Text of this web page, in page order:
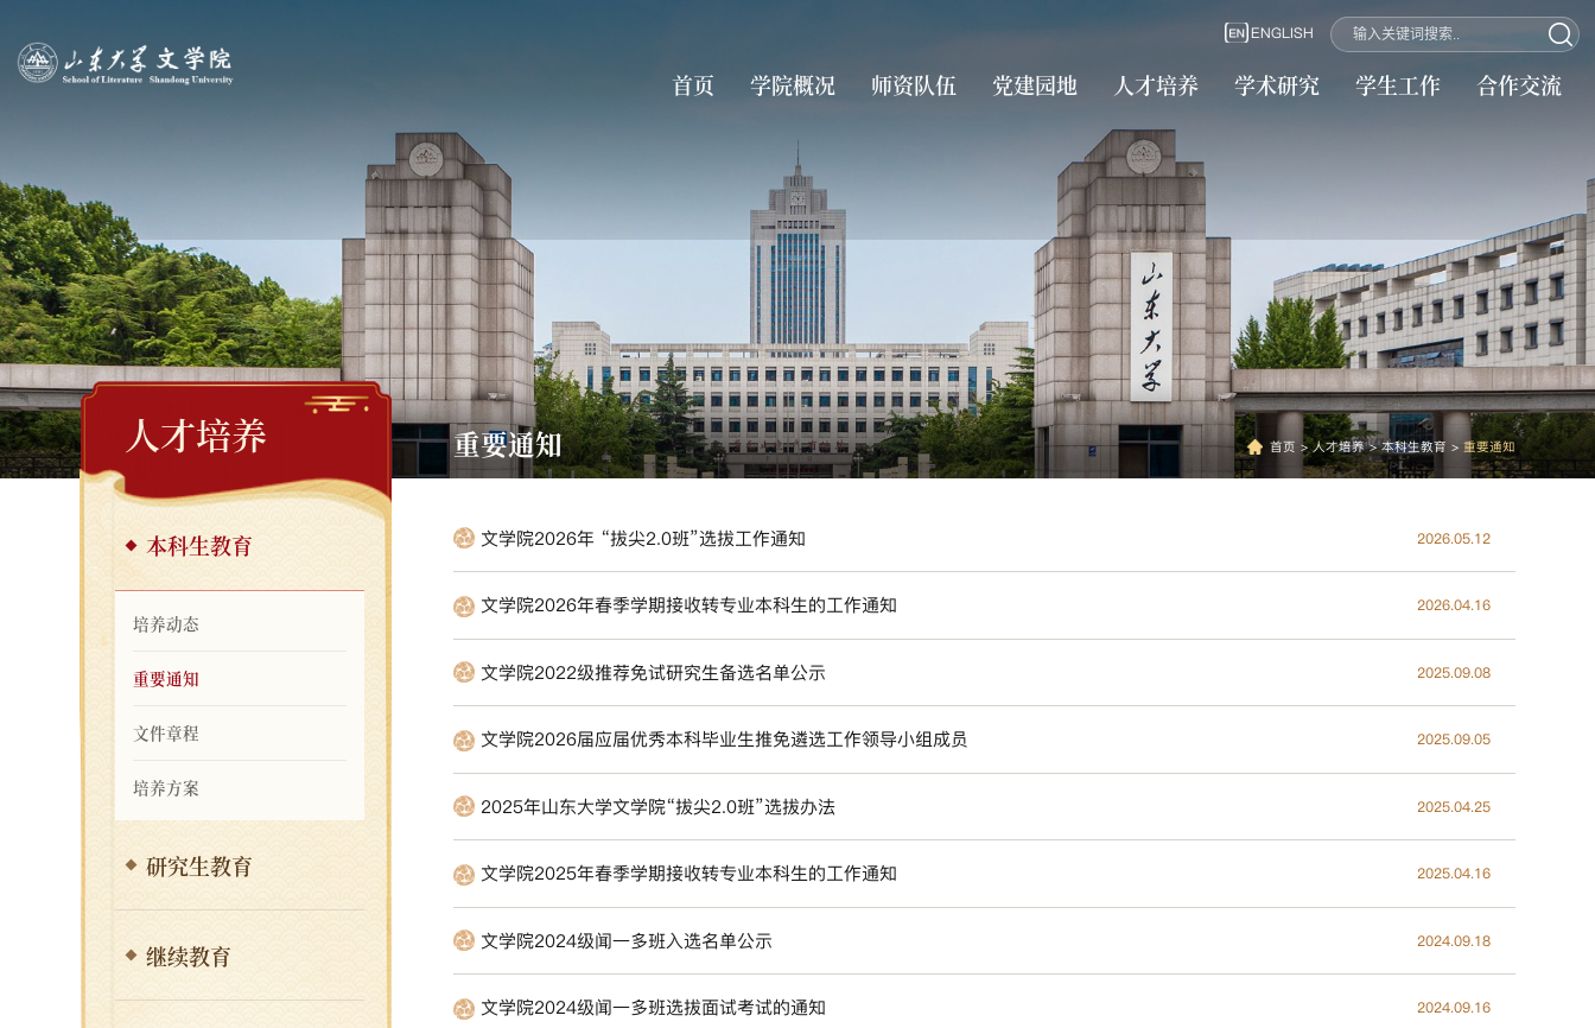
ENGLISH
首页 学院概况 师资队伍 党建园地 人才培养 学术研究 学生工作 合作交流
人才培养
本科生教育
培养动态
重要通知
文件章程
培养方案
研究生教育
继续教育
重要通知 首页 >人才培养>本科生教育 > 重要通知
文学院2026年 “拔尖2.0班”选拔工作通知 2026.05.12
文学院2026年春季学期接收转专业本科生的工作通知 2026.04.16
文学院2022级推荐免试研究生备选名单公示 2025.09.08
文学院2026届应届优秀本科毕业生推免遴选工作领导小组成员 2025.09.05
2025年山东大学文学院“拔尖2.0班”选拔办法 2025.04.25
文学院2025年春季学期接收转专业本科生的工作通知 2025.04.16
文学院2024级闻一多班入选名单公示 2024.09.18
文学院2024级闻一多班选拔面试考试的通知 2024.09.16